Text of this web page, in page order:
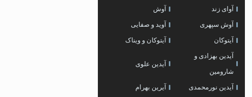
آوای زند آوش
آوش سپهری آوید و صفایی
آیتوکان آیتوکان و ویناک
آیدین بهزادی و
شارومین
آیدین علوی
آیدین نورمحمدی آیرین بهرام